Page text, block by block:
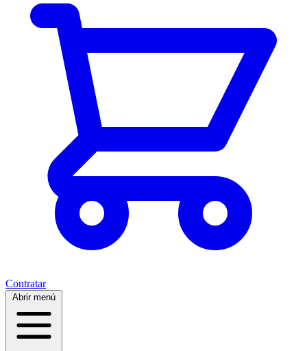
Contratar
Abrir menú